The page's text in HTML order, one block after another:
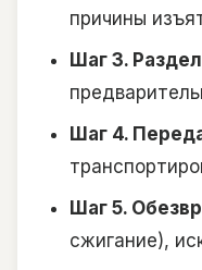
причины
Шаг 3.
Шаг 4.
Шаг 5.
сжигание),